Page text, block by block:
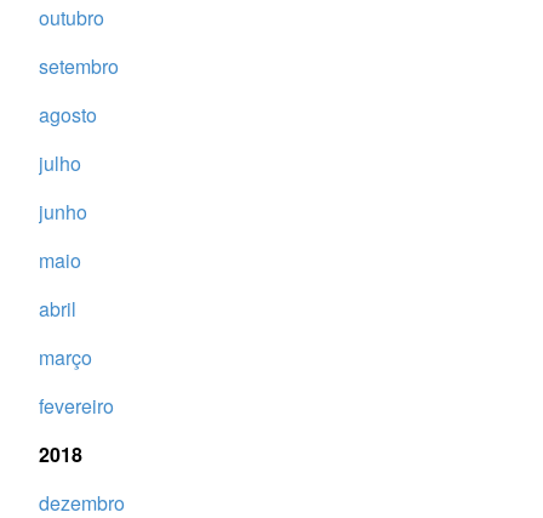
outubro
setembro
agosto
julho
junho
maio
abril
março
fevereiro
2018
dezembro